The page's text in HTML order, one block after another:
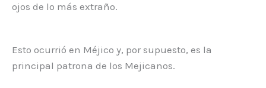
ojos de lo más extraño.
Esto ocurrió en Méjico y, por supuesto, es la
principal patrona de los Mejicanos.